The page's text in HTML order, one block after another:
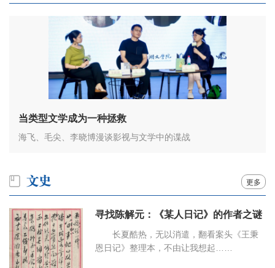
当类型文学成为一种拯救
海飞、毛尖、李晓博漫谈影视与文学中的谍战
更多
寻找陈解元：《某人日记》的作者之谜
长夏酷热，无以消遣，翻看案头《王秉
恩日记》整理本，不由让我想起……